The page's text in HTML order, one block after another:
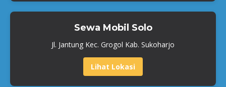
Sewa Mobil Solo
Jl. Jantung Kec. Grogol Kab. Sukoharjo
Lihat Lokasi